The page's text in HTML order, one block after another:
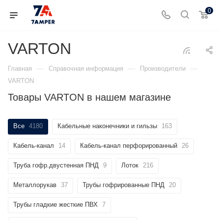
0
VARTON
Главная — Справочная информация — Производители —
VARTON
Товары VARTON в нашем магазине
Все 4180 Кабельные наконечники и гильзы 163
Кабель-канал 14 Кабель-канал перфорированный 26
Труба гофр.двустенная ПНД 9 Лоток 216
Металлорукав 37 Трубы гофрированные ПНД 20
Трубы гладкие жесткие ПВХ 7